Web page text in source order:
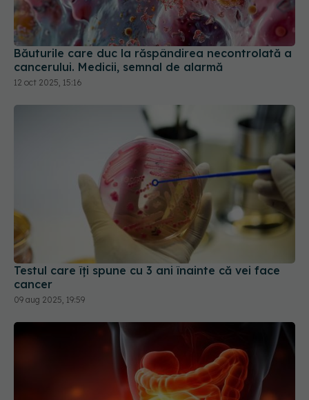
Băuturile care duc la răspândirea necontrolată a
cancerului. Medicii, semnal de alarmă
12 oct 2025, 15:16
Testul care îți spune cu 3 ani înainte că vei face
cancer
09 aug 2025, 19:59